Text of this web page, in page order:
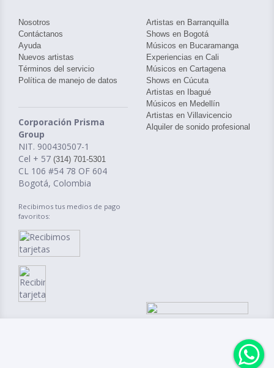
Nosotros
Contáctanos
Ayuda
Nuevos artistas
Términos del servicio
Política de manejo de datos
Corporación Prisma
Group
NIT. 900430507-1
Cel + 57 (314) 701-5301
CL 106 #54 78 OF 604
Bogotá, Colombia
Recibimos tus medios de pago
favoritos:
Artistas en Barranquilla
Shows en Bogotá
Músicos en Bucaramanga
Experiencias en Cali
Músicos en Cartagena
Shows en Cúcuta
Artistas en Ibagué
Músicos en Medellín
Artistas en Villavicencio
Alquiler de sonido profesional